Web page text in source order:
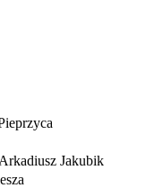
Jakubik